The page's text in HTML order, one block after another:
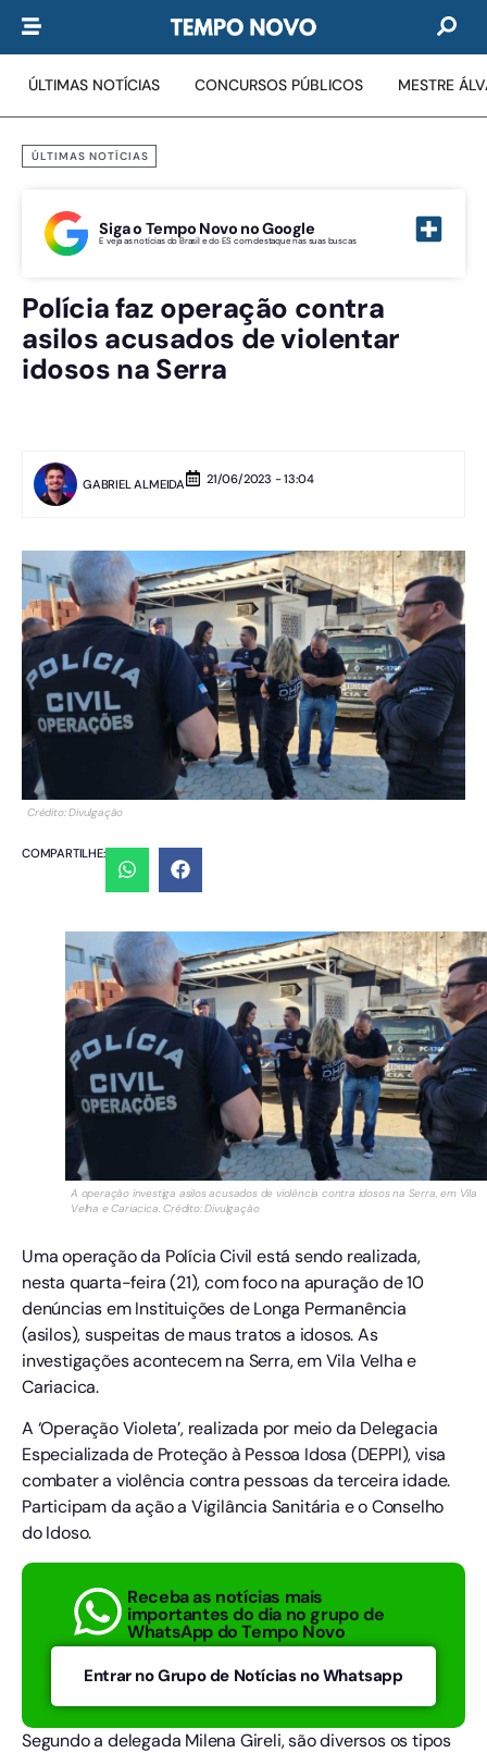
ÚLTIMAS NOTÍCIAS CONCURSOS PÚBLICOS MESTRE
ÚLTIMAS NOTÍCIAS
Siga o Tempo Novo no Google
E veja as notícias do Brasil e do ES com destaque nas suas buscas
Polícia faz operação contra
asilos acusados de violentar
idosos na Serra
GABRIEL ALMEIDA 21/06/2023 - 13:04
Crédito: Divulgação
COMPARTILHE:
A operação investiga asilos acusados de violência contra idosos na Serra, em Vila
Velha e Cariacica. Crédito: Divulgação
Uma operação da Polícia Civil está sendo realizada,
nesta quarta-feira (21), com foco na apuração de 10
denúncias em Instituições de Longa Permanência
(asilos), suspeitas de maus tratos a idosos. As
investigações acontecem na Serra, em Vila Velha e
Cariacica.
A ‘Operação Violeta’, realizada por meio da Delegacia
Especializada de Proteção à Pessoa Idosa (DEPPI), visa
combater a violência contra pessoas da terceira idade.
Participam da ação a Vigilância Sanitária e o Conselho
do Idoso.
Receba as notícias mais
importantes do dia no grupo de
WhatsApp do Tempo Novo
Entrar no Grupo de Notícias no Whatsapp
Segundo a delegada Milena Gireli, são diversos os tipos